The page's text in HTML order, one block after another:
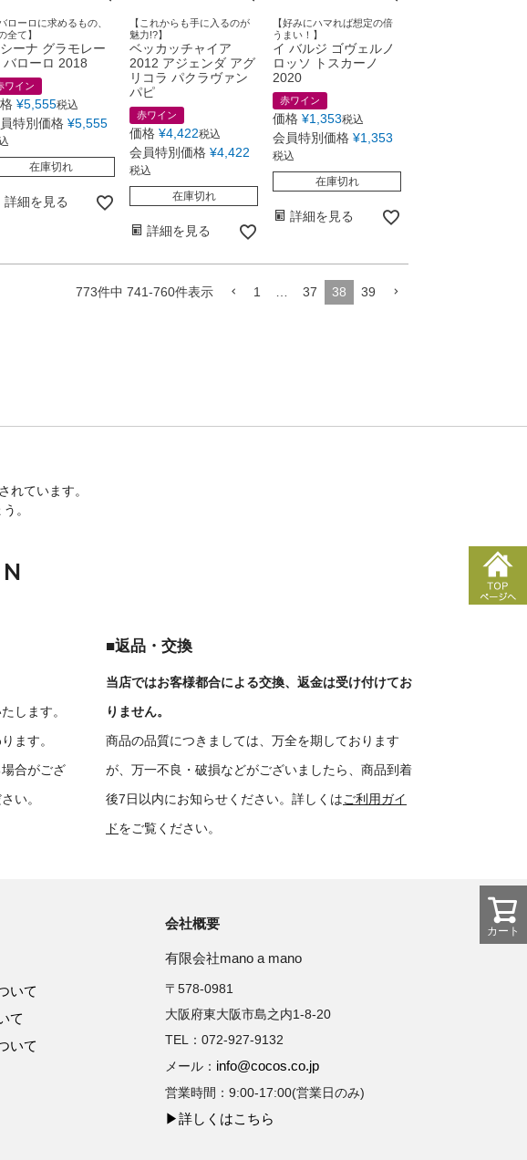
ローロに求めるもの、
全て】
ーナ グラモレー
バローロ 2018
ワイン
¥5,555税込
特別価格 ¥5,555
在庫切れ
詳細を見る
【これからも手に入るのが
魅力!?】
ベッカッチャイア
2012 アジェンダ アグ
リコラ パクラヴァン
パピ
赤ワイン
価格 ¥4,422税込
会員特別価格 ¥4,422
税込
在庫切れ
詳細を見る
【好みにハマれば想定の倍
うまい！】
イ バルジ ゴヴェルノ
ロッソ トスカーノ
2020
赤ワイン
価格 ¥1,353税込
会員特別価格 ¥1,353
税込
在庫切れ
詳細を見る
773件中 741-760件表示 1 … 37 38 39
カート
れています。
。
します。
ます。
合がござ
い。
■返品・交換
当店ではお客様都合による交換、返金は受け付けてお
りません。
商品の品質につきましては、万全を期しております
が、万一不良・破損などがございましたら、商品到着
後7日以内にお知らせください。詳しくはご利用ガイ
ドをご覧ください。
いて
て
いて
会社概要
有限会社mano a mano
〒578-0981
大阪府東大阪市島之内1-8-20
TEL：072-927-9132
メール： info@cocos.co.jp
営業時間：9:00-17:00(営業日のみ)
▶詳しくはこちら